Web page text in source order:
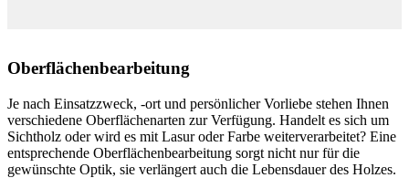
Oberflächenbearbeitung
Je nach Einsatzzweck, -ort und persönlicher Vorliebe stehen Ihnen
verschiedene Oberflächenarten zur Verfügung. Handelt es sich um
Sichtholz oder wird es mit Lasur oder Farbe weiterverarbeitet? Eine
entsprechende Oberflächenbearbeitung sorgt nicht nur für die
gewünschte Optik, sie verlängert auch die Lebensdauer des Holzes.